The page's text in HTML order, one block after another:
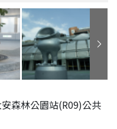
森林公園站(R09)公共